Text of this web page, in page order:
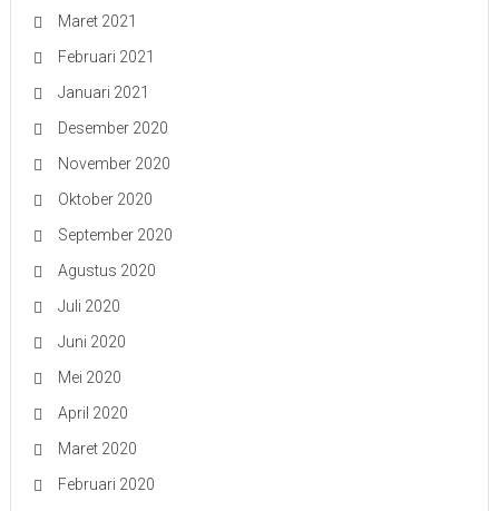
Maret 2021
Februari 2021
Januari 2021
Desember 2020
November 2020
Oktober 2020
September 2020
Agustus 2020
Juli 2020
Juni 2020
Mei 2020
April 2020
Maret 2020
Februari 2020